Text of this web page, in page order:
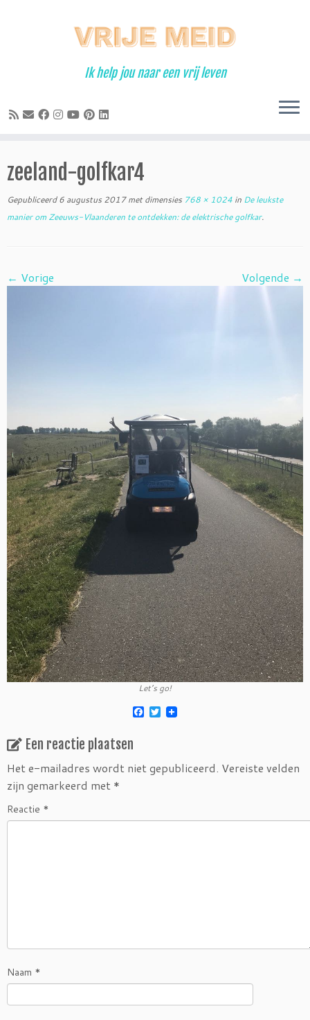
Ik help jou naar een vrij leven
zeeland-golfkar4
Gepubliceerd 6 augustus 2017met dimensies 768 × 1024 in De leukste
manier om Zeeuws-Vlaanderen te ontdekken: de elektrische golfkar.
← Vorige Volgende →
Let’s go!
F
o
T
w
e
r
Een reactie plaatsen
Het e-mailadres wordt niet gepubliceerd. Vereiste velden
zijn gemarkeerd met *
Reactie *
Naam *